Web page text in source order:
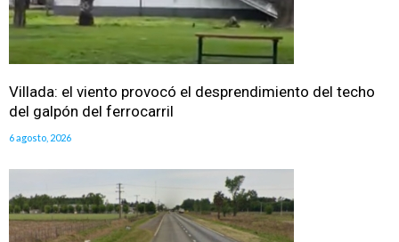
Villada: el viento provocó el desprendimiento del techo
del galpón del ferrocarril
6 agosto, 2026